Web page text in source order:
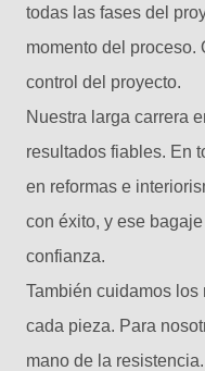
todas las fases del
momento del proceso.
control del proyecto.
Nuestra larga carrera
resultados fiables. En
en reformas e
con éxito, y ese
confianza.
También cuidamos
cada pieza. Para
mano de la resistencia.